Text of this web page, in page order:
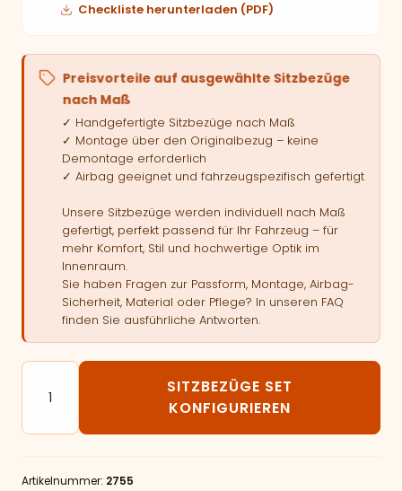
Checkliste herunterladen (PDF)
Preisvorteile auf ausgewählte Sitzbezüge
nach Maß
✓ Handgefertigte Sitzbezüge nach Maß
✓ Montage über den Originalbezug – keine
Demontage erforderlich
✓ Airbag geeignet und fahrzeugspezifisch gefertigt
Unsere Sitzbezüge werden individuell nach Maß
gefertigt, perfekt passend für Ihr Fahrzeug – für
mehr Komfort, Stil und hochwertige Optik im
Innenraum.
Sie haben Fragen zur Passform, Montage, Airbag-
Sicherheit, Material oder Pflege? In unseren FAQ
finden Sie ausführliche Antworten.
Autositzbezüge passend für HONDA Prelude V Menge
SITZBEZÜGE SET
KONFIGURIEREN
Artikelnummer: 2755